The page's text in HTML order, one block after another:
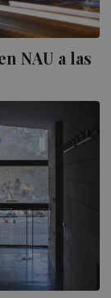
NAU a las